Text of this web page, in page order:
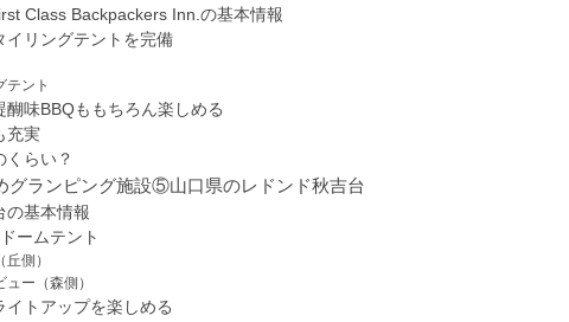
Class Backpackers Inn.の基本情報
イリングテントを完備
テント
醐味BBQももちろん楽しめる
充実
くらい？
グランピング施設⑤山口県のレドンド秋吉台
の基本情報
ームテント
側）
ー（森側）
イトアップを楽しめる